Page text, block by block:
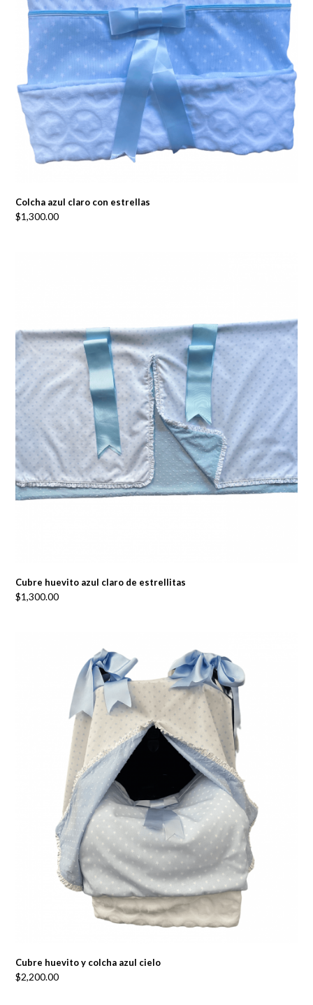
Colcha azul claro con estrellas
$1,300.00
Cubre huevito azul claro de estrellitas
$1,300.00
Cubre huevito y colcha azul cielo
$2,200.00